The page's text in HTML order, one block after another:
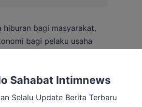
hiburan bagi masyarakat,
bagi pelaku usaha
untuk
dengan baik.
Sahabat Intimnews
Selalu Update Berita Terbaru